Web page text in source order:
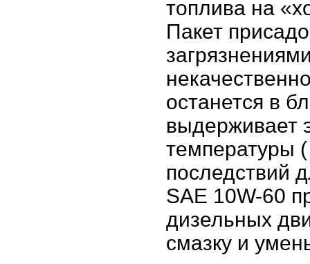
топлива на
Пакет
останется в
выдерживает
температуры
последствий
SAE 10W-60
дизельных
смазку и